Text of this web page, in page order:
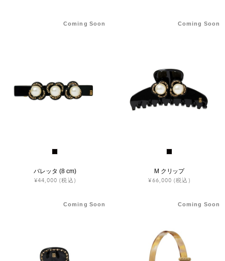
Coming Soon
バレッタ (8 cm)
¥44,000 (税込)
Coming Soon
M クリップ
¥66,000 (税込)
Coming Soon Coming Soon